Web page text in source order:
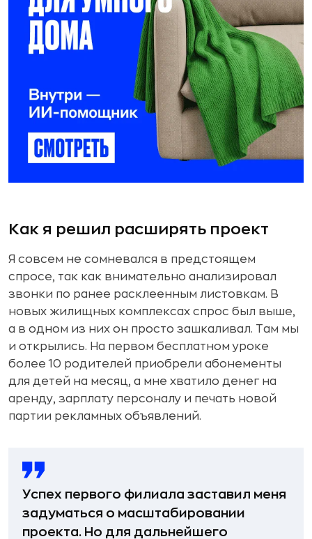
Как я решил расширять проект
Я совсем не сомневался в предстоящем
спросе, так как внимательно анализировал
звонки по ранее расклеенным листовкам. В
новых жилищных комплексах спрос был выше,
а в одном из них он просто зашкаливал. Там мы
и открылись. На первом бесплатном уроке
более 10 родителей приобрели абонементы
для детей на месяц, а мне хватило денег на
аренду, зарплату персоналу и печать новой
партии рекламных объявлений.
Успех первого филиала заставил меня
задуматься о масштабировании
проекта. Но для дальнейшего